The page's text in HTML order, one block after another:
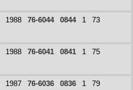
1988 76-6044 0844 1
73
1988 76-6041 0841 1
75
1987 76-6036 0836 1
79